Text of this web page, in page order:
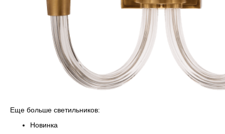
Еще больше светильников:
Новинка